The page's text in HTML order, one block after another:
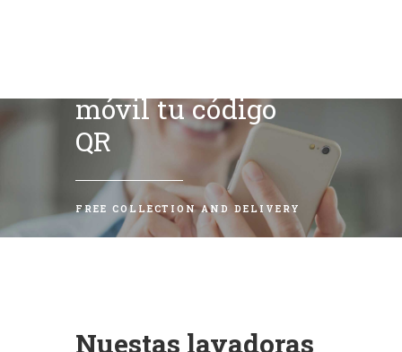
móvil tu código
QR
FREE COLLECTION AND DELIVERY
Nuestas lavadoras